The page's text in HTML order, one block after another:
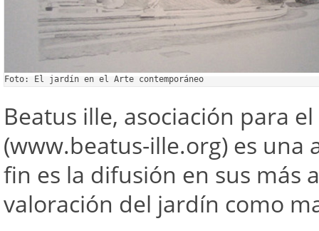
Foto: El jardín en el Arte contemporáneo
Beatus ille, asociación para
(www.beatus-ille.org) es una
fin es la difusión en sus más
valoración del jardín como